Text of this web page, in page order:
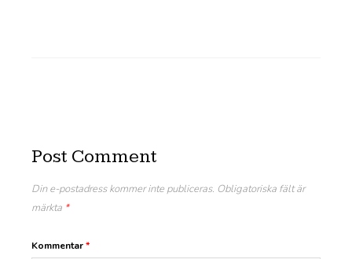
Post Comment
Din e-postadress kommer inte publiceras. Obligatoriska fält är
märkta *
Kommentar*